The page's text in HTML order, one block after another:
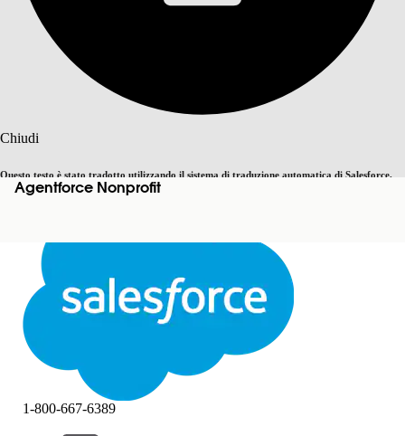
Chiudi
Questo testo è stato tradotto utilizzando il sistema di traduzione automatica di Salesforce.
Ulteriori dettagli sono disponibiliqui.
Chiudi Chiudi
Agentforce Nonprofit
1-800-667-6389